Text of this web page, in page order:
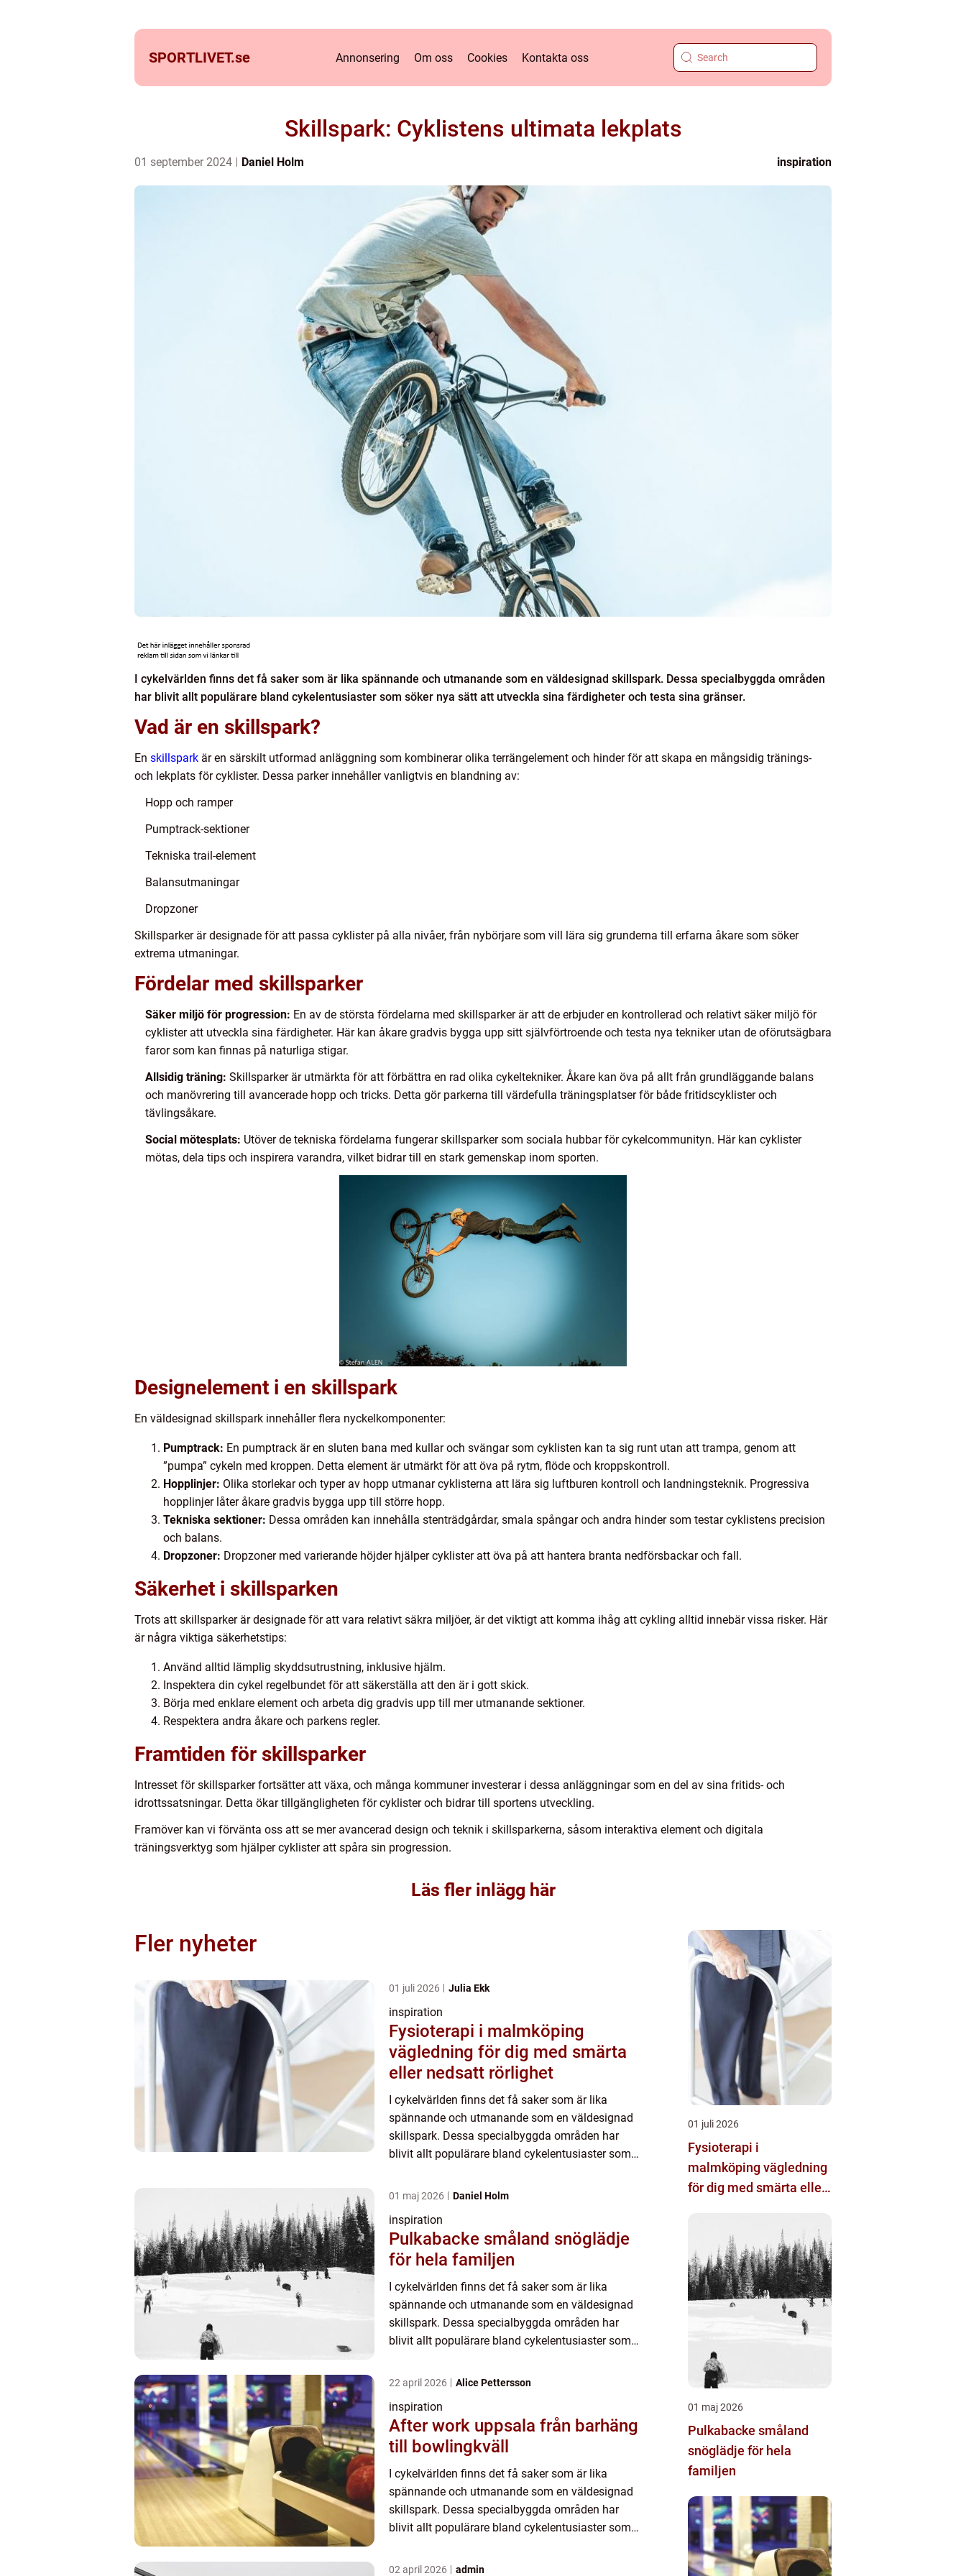
SPORTLIVET.se Annonsering Om oss Cookies Kontakta oss
Skillspark: Cyklistens ultimata lekplats
01 september 2024 Daniel Holm inspiration
I cykelvärlden finns det få saker som är lika spännande och utmanande som en väldesignad skillspark. Dessa specialbyggda områden
har blivit allt populärare bland cykelentusiaster som söker nya sätt att utveckla sina färdigheter och testa sina gränser.
Vad är en skillspark?
En skillspark är en särskilt utformad anläggning som kombinerar olika terrängelement och hinder för att skapa en mångsidig tränings-
och lekplats för cyklister. Dessa parker innehåller vanligtvis en blandning av:
Hopp och ramper
Pumptrack-sektioner
Tekniska trail-element
Balansutmaningar
Dropzoner
Skillsparker är designade för att passa cyklister på alla nivåer, från nybörjare som vill lära sig grunderna till erfarna åkare som söker
extrema utmaningar.
Fördelar med skillsparker
Säker miljö för progression: En av de största fördelarna med skillsparker är att de erbjuder en kontrollerad och relativt säker miljö för
cyklister att utveckla sina färdigheter. Här kan åkare gradvis bygga upp sitt självförtroende och testa nya tekniker utan de oförutsägbara
faror som kan finnas på naturliga stigar.
Allsidig träning: Skillsparker är utmärkta för att förbättra en rad olika cykeltekniker. Åkare kan öva på allt från grundläggande balans
och manövrering till avancerade hopp och tricks. Detta gör parkerna till värdefulla träningsplatser för både fritidscyklister och
tävlingsåkare.
Social mötesplats: Utöver de tekniska fördelarna fungerar skillsparker som sociala hubbar för cykelcommunityn. Här kan cyklister
mötas, dela tips och inspirera varandra, vilket bidrar till en stark gemenskap inom sporten.
Designelement i en skillspark
En väldesignad skillspark innehåller flera nyckelkomponenter:
Pumptrack: En pumptrack är en sluten bana med kullar och svängar som cyklisten kan ta sig runt utan att trampa, genom att
”pumpa” cykeln med kroppen. Detta element är utmärkt för att öva på rytm, flöde och kroppskontroll.
Hopplinjer: Olika storlekar och typer av hopp utmanar cyklisterna att lära sig luftburen kontroll och landningsteknik. Progressiva
hopplinjer låter åkare gradvis bygga upp till större hopp.
Tekniska sektioner: Dessa områden kan innehålla stenträdgårdar, smala spångar och andra hinder som testar cyklistens precision
och balans.
Dropzoner: Dropzoner med varierande höjder hjälper cyklister att öva på att hantera branta nedförsbackar och fall.
Säkerhet i skillsparken
Trots att skillsparker är designade för att vara relativt säkra miljöer, är det viktigt att komma ihåg att cykling alltid innebär vissa risker. Här
är några viktiga säkerhetstips:
Använd alltid lämplig skyddsutrustning, inklusive hjälm.
Inspektera din cykel regelbundet för att säkerställa att den är i gott skick.
Börja med enklare element och arbeta dig gradvis upp till mer utmanande sektioner.
Respektera andra åkare och parkens regler.
Framtiden för skillsparker
Intresset för skillsparker fortsätter att växa, och många kommuner investerar i dessa anläggningar som en del av sina fritids- och
idrottssatsningar. Detta ökar tillgängligheten för cyklister och bidrar till sportens utveckling.
Framöver kan vi förvänta oss att se mer avancerad design och teknik i skillsparkerna, såsom interaktiva element och digitala
träningsverktyg som hjälper cyklister att spåra sin progression.
Läs fler inlägg här
Fler nyheter
01 juli 2026 Julia Ekk
inspiration
Fysioterapi i malmköping
vägledning för dig med smärta
eller nedsatt rörlighet
I cykelvärlden finns det få saker som är lika
spännande och utmanande som en väldesignad
skillspark. Dessa specialbyggda områden har
blivit allt populärare bland cykelentusiaster som
01 maj 2026 Daniel Holm
inspiration
Pulkabacke småland snöglädje
för hela familjen
I cykelvärlden finns det få saker som är lika
spännande och utmanande som en väldesignad
skillspark. Dessa specialbyggda områden har
blivit allt populärare bland cykelentusiaster som
22 april 2026 Alice Pettersson
inspiration
After work uppsala från barhäng
till bowlingkväll
I cykelvärlden finns det få saker som är lika
spännande och utmanande som en väldesignad
skillspark. Dessa specialbyggda områden har
blivit allt populärare bland cykelentusiaster som
02 april 2026 admin
01 juli 2026
Fysioterapi i
malmköping vägledning
för dig med smärta eller
01 maj 2026
Pulkabacke småland
snöglädje för hela
familjen